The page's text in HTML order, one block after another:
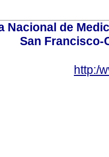
Nacional de
San Francisco-
http:/